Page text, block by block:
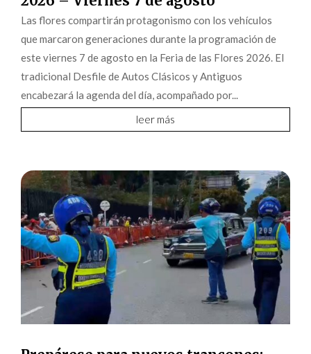
Las flores compartirán protagonismo con los vehículos
que marcaron generaciones durante la programación de
este viernes 7 de agosto en la Feria de las Flores 2026. El
tradicional Desfile de Autos Clásicos y Antiguos
encabezará la agenda del día, acompañado por...
leer más